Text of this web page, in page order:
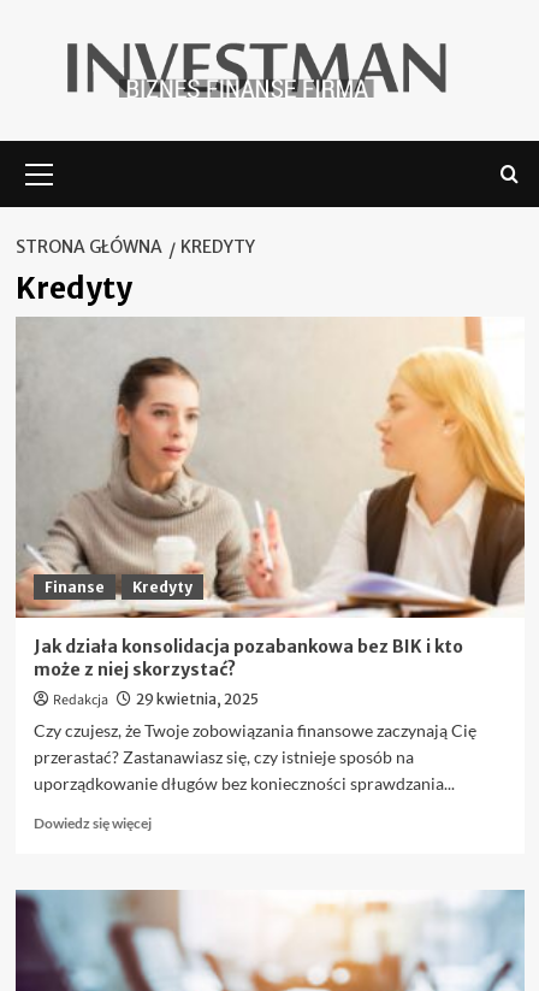
główne
STRONA GŁÓWNA KREDYTY
Kredyty
Finanse Kredyty
Jak działa konsolidacja pozabankowa bez BIK i kto
może z niej skorzystać?
Redakcja 29 kwietnia, 2025
Czy czujesz, że Twoje zobowiązania finansowe zaczynają Cię
przerastać? Zastanawiasz się, czy istnieje sposób na
uporządkowanie długów bez konieczności sprawdzania...
Dowiedz się więcejDowiedz
o
działa
konsolidacja
pozabankowa